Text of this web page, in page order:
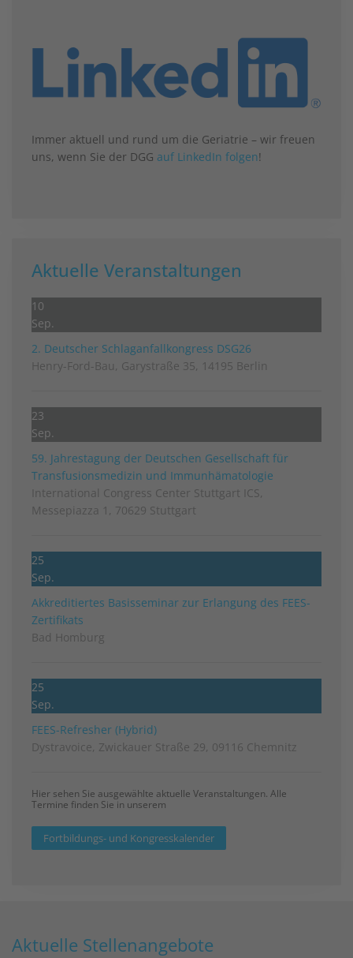
Immer aktuell und rund um die Geriatrie – wir freuen
uns, wenn Sie der DGG auf LinkedIn folgen!
Aktuelle Veranstaltungen
10
Sep.
2. Deutscher Schlag­anfall­kongress DSG26
Henry-Ford-Bau, Garystraße 35, 14195 Berlin
23
Sep.
59. Jahrestagung der Deutschen Gesellschaft für
Transfusionsmedizin und Immunhämatologie
International Congress Center Stuttgart ICS,
Messepiazza 1, 70629 Stuttgart
25
Sep.
Akkreditiertes Basisseminar zur Erlangung des FEES-
Zertifikats
Bad Homburg
25
Sep.
FEES-Refresher (Hybrid)
Dystravoice, Zwickauer Straße 29, 09116 Chemnitz
Hier sehen Sie ausgewählte aktuelle Veranstaltungen. Alle
Termine finden Sie in unserem
Fortbildungs- und Kongresskalender
Aktuelle Stellenangebote